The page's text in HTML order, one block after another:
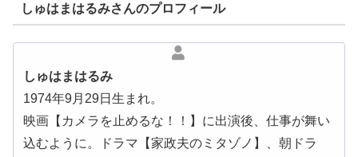
しゅはまはるみさんのプロフィール
しゅはまはるみ
1974年9月29日生まれ。
映画【カメラを止めるな！！】に出演後、仕事が舞い
込むように。ドラマ【家政夫のミタゾノ】、朝ドラ